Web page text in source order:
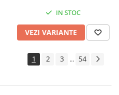
IN STOC
VEZI VARIANTE
1 2 3 ... 54